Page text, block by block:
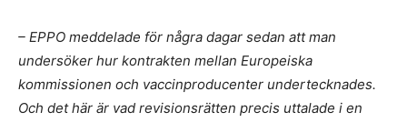
– EPPO meddelade för några dagar sedan att man
undersöker hur kontrakten mellan Europeiska
kommissionen och vaccinproducenter undertecknades.
Och det här är vad revisionsrätten precis uttalade i en